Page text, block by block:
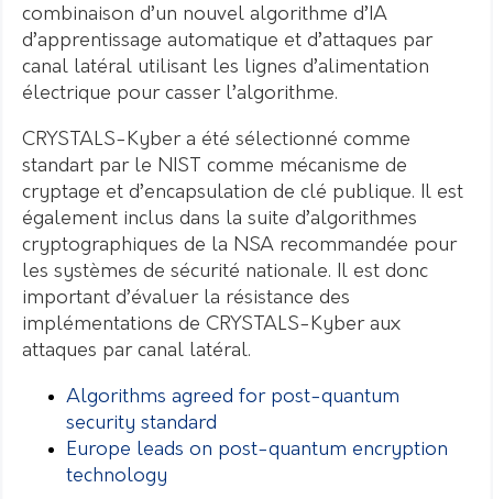
combinaison d’un nouvel algorithme d’IA
d’apprentissage automatique et d’attaques par
canal latéral utilisant les lignes d’alimentation
électrique pour casser l’algorithme.
CRYSTALS-Kyber a été sélectionné comme
standart par le NIST comme mécanisme de
cryptage et d’encapsulation de clé publique. Il est
également inclus dans la suite d’algorithmes
cryptographiques de la NSA recommandée pour
les systèmes de sécurité nationale. Il est donc
important d’évaluer la résistance des
implémentations de CRYSTALS-Kyber aux
attaques par canal latéral.
Algorithms agreed for post-quantum
security standard
Europe leads on post-quantum encryption
technology